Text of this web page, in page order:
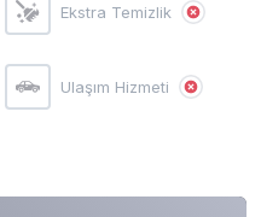
Ekstra Temizlik
Ulaşım Hizmeti